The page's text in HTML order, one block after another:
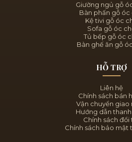
Giường ngủ gỗ
Bàn phấn gỗ óc
Kệ tivi gỗ óc
Sofa gỗ óc
Tủ bếp gỗ óc
Bàn ghế ăn gỗ
HỖ TRỢ
Liên hệ
Chính sách bán
Vận chuyển giao
Hướng dẫn
Chính sách đổi
Chính sách bảo mật